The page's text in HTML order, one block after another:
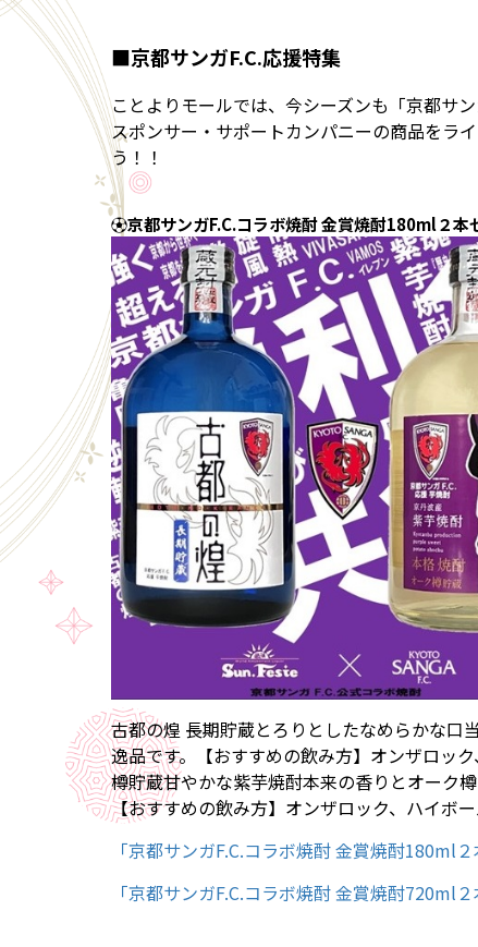
■京都サンガF.C.応援特集
ことよりモールでは、今シーズンも「京都サ
スポンサー・サポートカンパニーの商品をラ
う！！
⚽京都サンガF.C.コラボ焼酎 金賞焼酎180ml２本
古都の煌 長期貯蔵とろりとしたなめらかな口
逸品です。【おすすめの飲み方】オンザロッ
樽貯蔵甘やかな紫芋焼酎本来の香りとオーク
【おすすめの飲み方】オンザロック、ハイボ
「京都サンガF.C.コラボ焼酎 金賞焼酎180ml
「京都サンガF.C.コラボ焼酎 金賞焼酎720ml